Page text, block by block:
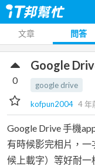
文章 問答
Google
google drive
kofpun2004 4 年
0
Google Drive 手機
有時候影完相片，
候上載字）等好耐一